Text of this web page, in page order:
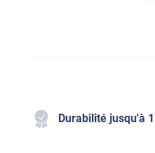
Durabilité jusqu'à